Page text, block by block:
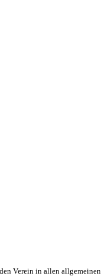
Verein in allen allgemeinen